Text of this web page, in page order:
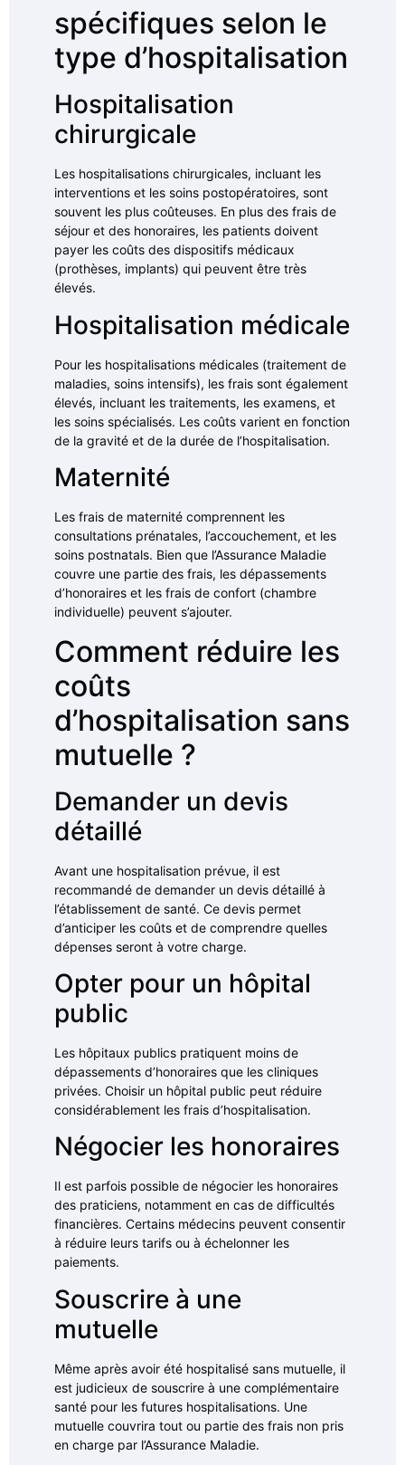
spécifiques selon le
type d’hospitalisation
Hospitalisation
chirurgicale
Les hospitalisations chirurgicales, incluant les
interventions et les soins postopératoires, sont
souvent les plus coûteuses. En plus des frais de
séjour et des honoraires, les patients doivent
payer les coûts des dispositifs médicaux
(prothèses, implants) qui peuvent être très
élevés.
Hospitalisation médicale
Pour les hospitalisations médicales (traitement de
maladies, soins intensifs), les frais sont également
élevés, incluant les traitements, les examens, et
les soins spécialisés. Les coûts varient en fonction
de la gravité et de la durée de l’hospitalisation.
Maternité
Les frais de maternité comprennent les
consultations prénatales, l’accouchement, et les
soins postnatals. Bien que l’Assurance Maladie
couvre une partie des frais, les dépassements
d’honoraires et les frais de confort (chambre
individuelle) peuvent s’ajouter.
Comment réduire les
coûts
d’hospitalisation sans
mutuelle ?
Demander un devis
détaillé
Avant une hospitalisation prévue, il est
recommandé de demander un devis détaillé à
l’établissement de santé. Ce devis permet
d’anticiper les coûts et de comprendre quelles
dépenses seront à votre charge.
Opter pour un hôpital
public
Les hôpitaux publics pratiquent moins de
dépassements d’honoraires que les cliniques
privées. Choisir un hôpital public peut réduire
considérablement les frais d’hospitalisation.
Négocier les honoraires
Il est parfois possible de négocier les honoraires
des praticiens, notamment en cas de difficultés
financières. Certains médecins peuvent consentir
à réduire leurs tarifs ou à échelonner les
paiements.
Souscrire à une
mutuelle
Même après avoir été hospitalisé sans mutuelle, il
est judicieux de souscrire à une complémentaire
santé pour les futures hospitalisations. Une
mutuelle couvrira tout ou partie des frais non pris
en charge par l’Assurance Maladie.